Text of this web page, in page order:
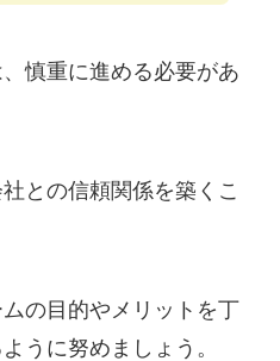
慎重に進める必要があ
との信頼関係を築くこ
の目的やメリットを丁
うに努めましょう。